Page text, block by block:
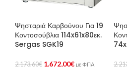
Ψησταριά Καρβούνου Για 19
Κοντοσούβλια 114x61x80εκ.
Sergas SGK19
2.173,60€ 1.672,00€ με ΦΠΑ